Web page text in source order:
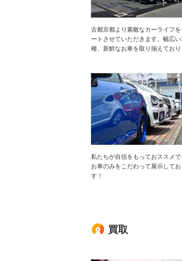
古都京都より素敵なカーライフ
ートさせていただきます。幅広
種、新鮮なお車を取り揃えてお
私たちが自信をもっておススメで
お車のみをこだわって展示してお
す！
買取